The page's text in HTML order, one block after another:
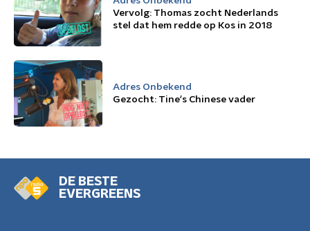
Vervolg: Thomas zocht Nederlands
stel dat hem redde op Kos in 2018
Adres Onbekend
Gezocht: Tine's Chinese vader
DE BESTE
EVERGREENS